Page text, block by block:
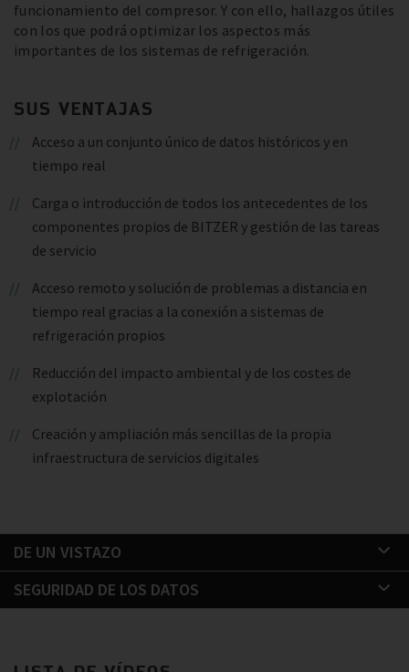
funcionamiento del compresor. Y con ello, hallazgos útiles
con los que podrá optimizar los aspectos más
importantes de los sistemas de refrigeración.
SUS VENTAJAS
Acceso a un conjunto único de datos históricos y en
tiempo real
Carga o introducción de todos los antecedentes de los
componentes propios de BITZER y gestión de las tareas
de servicio
Acceso remoto y solución de problemas a distancia en
tiempo real gracias a la conexión a sistemas de
refrigeración propios
Reducción del impacto ambiental y de los costes de
explotación
Creación y ampliación más sencillas de la propia
infraestructura de servicios digitales
DE UN VISTAZO
SEGURIDAD DE LOS DATOS